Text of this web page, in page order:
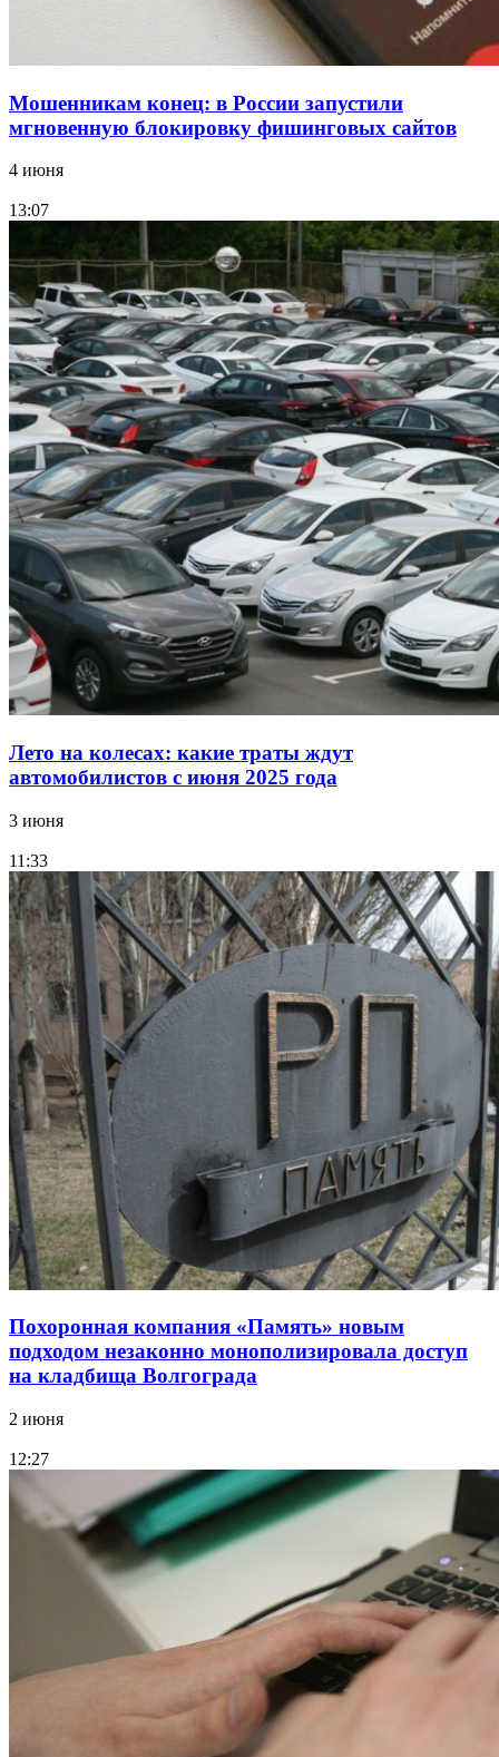
Мошенникам конец: в России запустили
мгновенную блокировку фишинговых сайтов
4 июня
13:07
Лето на колесах: какие траты ждут
автомобилистов с июня 2025 года
3 июня
11:33
Похоронная компания «Память» новым
подходом незаконно монополизировала доступ
на кладбища Волгограда
2 июня
12:27